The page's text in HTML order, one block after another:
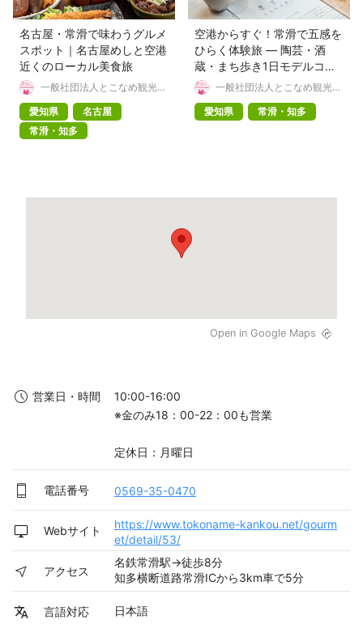
名古屋・常滑で味わうグルメ
スポット｜名古屋めしと空港
近くのローカル美食旅
一般社団法人とこなめ観光協
愛知県
名古屋
常滑・知多
空港からすぐ！常滑で五感を
ひらく体験旅 ― 陶芸・酒
蔵・まち歩き1日モデルコー
ス
一般社団法人とこなめ観光協
愛知県
常滑・知多
Open in Google Maps
営業日・時間
10:00-16:00
※金のみ18：00-22：00も営業
定休日：月曜日
電話番号 0569-35-0470
Webサイト
https://www.tokoname-kankou.net/gourm
et/detail/53/
アクセス
名鉄常滑駅→徒歩8分
知多横断道路常滑ICから3km車で5分
言語対応 日本語